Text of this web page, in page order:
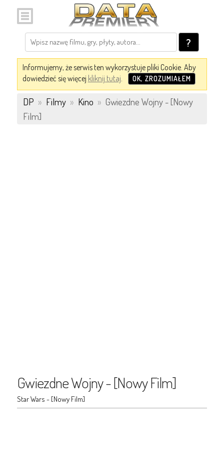
?
Informujemy, że serwis ten wykorzystuje pliki Cookie. Aby
dowiedzieć się więcej kliknij tutaj. OK, ZROZUMIAŁEM
DP » Filmy » Kino » Gwiezdne Wojny - [Nowy
Film]
Gwiezdne Wojny - [Nowy Film]
Star Wars - [Nowy Film]